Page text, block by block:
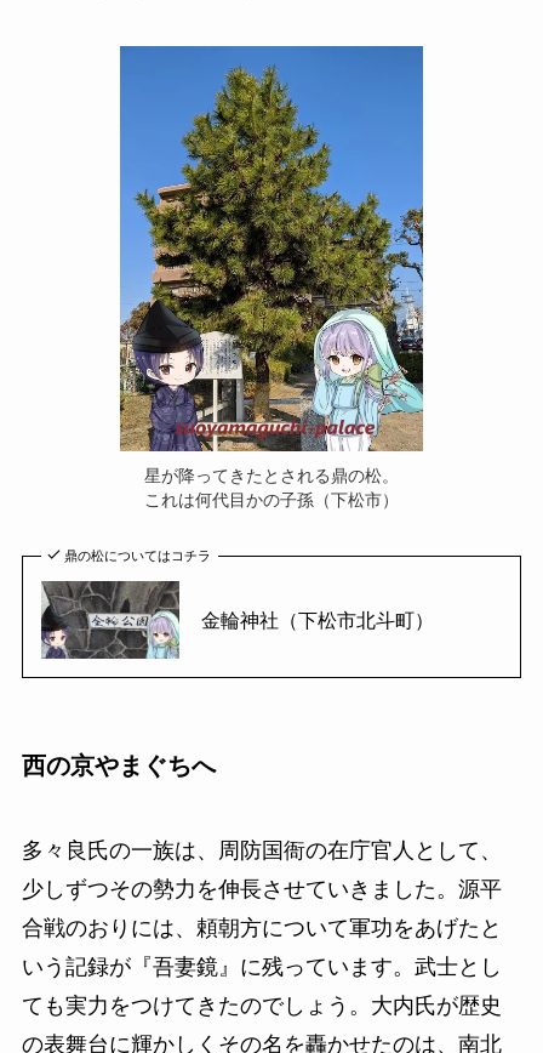
星が降ってきたとされる鼎の松。
これは何代目かの子孫（下松市）
鼎の松についてはコチラ
金輪神社（下松市北斗町）
西の京やまぐちへ
多々良氏の一族は、周防国衙の在庁官人として、
少しずつその勢力を伸長させていきました。源平
合戦のおりには、頼朝方について軍功をあげたと
いう記録が『吾妻鏡』に残っています。武士とし
ても実力をつけてきたのでしょう。大内氏が歴史
の表舞台に輝かしくその名を轟かせたのは、南北